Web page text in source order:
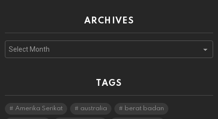
ARCHIVES
Archives
TAGS
Amerika Serikat australia berat badan